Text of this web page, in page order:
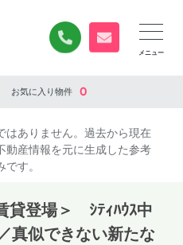
0120-840-834
無料お問い合
お気に入り物件 0
はありません。過去から現在
動産情報を元に生成した参考
す。
貸登場＞ ｼﾃｨﾊｳｽ中
真似できない新たな